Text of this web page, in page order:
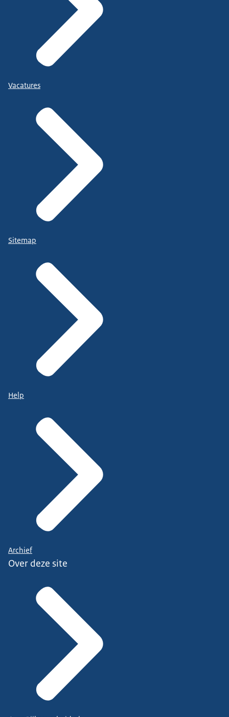
Vacatures
Sitemap
Help
Archief
Over deze site